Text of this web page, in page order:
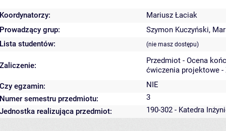
Koordynatorzy:
Mariusz Łaciak
Prowadzący grup:
Szymon Kuczyński,
Lista studentów:
(nie masz dostępu)
Zaliczenie:
Przedmiot - Ocena
ćwiczenia projektowe -
Czy egzamin:
NIE
Numer semestru przedmiotu:
3
Jednostka realizująca przedmiot:
190-302 - Katedra